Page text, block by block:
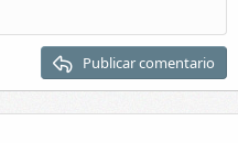
Publicar comentario